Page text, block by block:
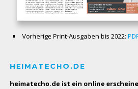
Vorherige Print-Ausgaben bis 2022:
HEIMATECHO.DE
heimatecho.de ist ein online